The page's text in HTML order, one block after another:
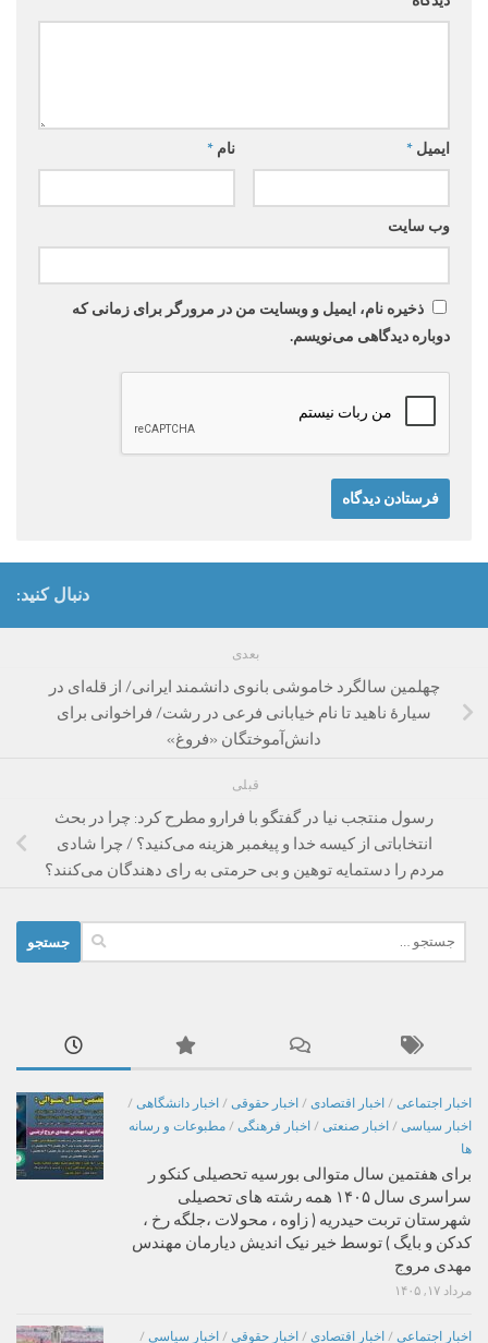
نام * ایمیل *
وب‌ سایت
ذخیره نام، ایمیل و وبسایت من در مرورگر برای زمانی که
دوباره دیدگاهی می‌نویسم.
دنبال کنید:
بعدی
چهلمین سالگرد خاموشی بانوی دانشمند ایرانی/ از قله‌ای در
سیارۀ ناهید تا نام خیابانی فرعی در رشت/ فراخوانی برای
دانش‌آموختگان «فروغ»
قبلی
رسول منتجب نیا در گفتگو با فرارو مطرح کرد: چرا در بحث
انتخاباتی از کیسه خدا و پیغمبر هزینه می‌کنید؟ / چرا شادی
مردم را دستمایه توهین و بی حرمتی به رای دهندگان می‌کنند؟
برای:
اخبار اجتماعی / اخبار اقتصادی / اخبار حقوقی / اخبار دانشگاهی /
اخبار سیاسی / اخبار صنعتی / اخبار فرهنگی / مطبوعات و رسانه
ها
برای هفتمین سال متوالی بورسیه تحصیلی کنکو ر
سراسری سال ۱۴۰۵ همه رشته های تحصیلی
شهرستان تربت حیدریه ( زاوه ، محولات ،جلگه رخ ،
کدکن و بایگ ) توسط خیر نیک اندیش دیارمان مهندس
مهدی مروج
مرداد ۱۷, ۱۴۰۵
اخبار اجتماعی / اخبار اقتصادی / اخبار حقوقی / اخبار سیاسی /